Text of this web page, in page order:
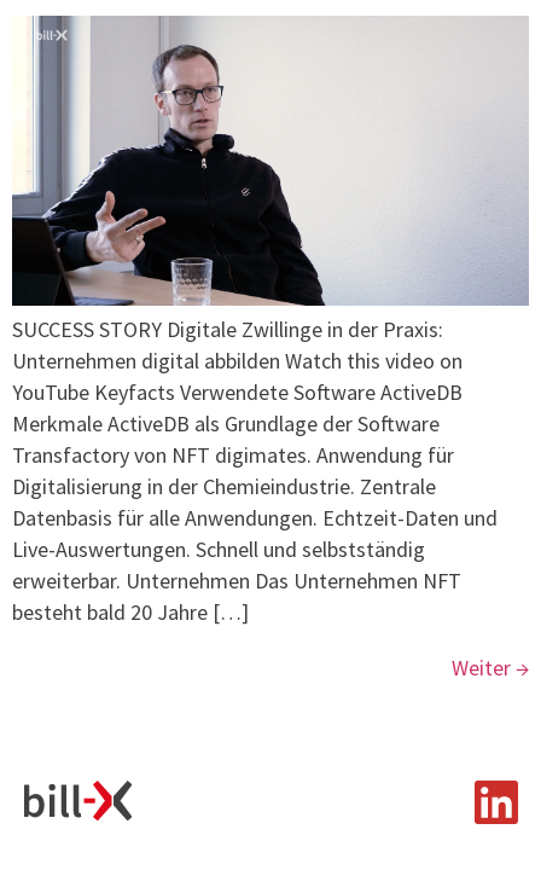
SUCCESS STORY Digitale Zwillinge in der Praxis:
Unternehmen digital abbilden Watch this video on
YouTube Keyfacts Verwendete Software ActiveDB
Merkmale ActiveDB als Grundlage der Software
Transfactory von NFT digimates. Anwendung für
Digitalisierung in der Chemieindustrie. Zentrale
Datenbasis für alle Anwendungen. Echtzeit-Daten und
Live-Auswertungen. Schnell und selbstständig
erweiterbar. Unternehmen Das Unternehmen NFT
besteht bald 20 Jahre […]
Weiter→